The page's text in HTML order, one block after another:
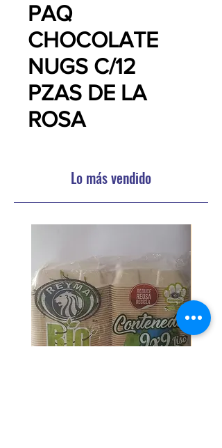
PAQ
CHOCOLATE
NUGS C/12
PZAS DE LA
ROSA
Lo más vendido